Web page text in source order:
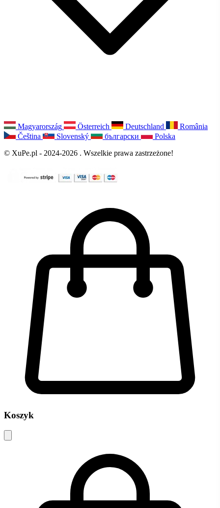
Magyarország Österreich Deutschland
România
Čeština
Slovenský български
Polska
© XuPe.pl - 2024-2026 . Wszelkie prawa zastrzeżone!
Koszyk